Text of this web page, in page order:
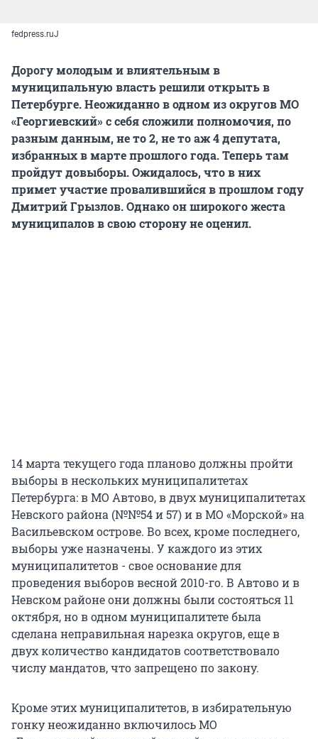
fedpress.ruJ
Дорогу молодым и влиятельным в
муниципальную власть решили открыть в
Петербурге. Неожиданно в одном из округов МО
«Георгиевский» с себя сложили полномочия, по
разным данным, не то 2, не то аж 4 депутата,
избранных в марте прошлого года. Теперь там
пройдут довыборы. Ожидалось, что в них
примет участие провалившийся в прошлом году
Дмитрий Грызлов. Однако он широкого жеста
муниципалов в свою сторону не оценил.
14 марта текущего года планово должны пройти
выборы в нескольких муниципалитетах
Петербурга: в МО Автово, в двух муниципалитетах
Невского района (№№54 и 57) и в МО «Морской» на
Васильевском острове. Во всех, кроме последнего,
выборы уже назначены. У каждого из этих
муниципалитетов - свое основание для
проведения выборов весной 2010-го. В Автово и в
Невском районе они должны были состояться 11
октября, но в одном муниципалитете была
сделана неправильная нарезка округов, еще в
двух количество кандидатов соответствовало
числу мандатов, что запрещено по закону.
Кроме этих муниципалитетов, в избирательную
гонку неожиданно включилось МО